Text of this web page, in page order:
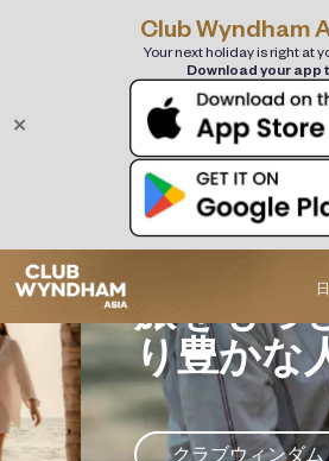
✕
Club Wyndham
Your next holiday is right at
Download your app
旅をもっと自
り豊かな人生
クラブウィンダム・アジア